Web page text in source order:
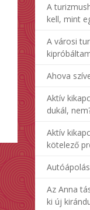
A
kell, mint
A városi
Ahova
Aktív
dukál,
Aktív
kötelező
Az Anna
ki új